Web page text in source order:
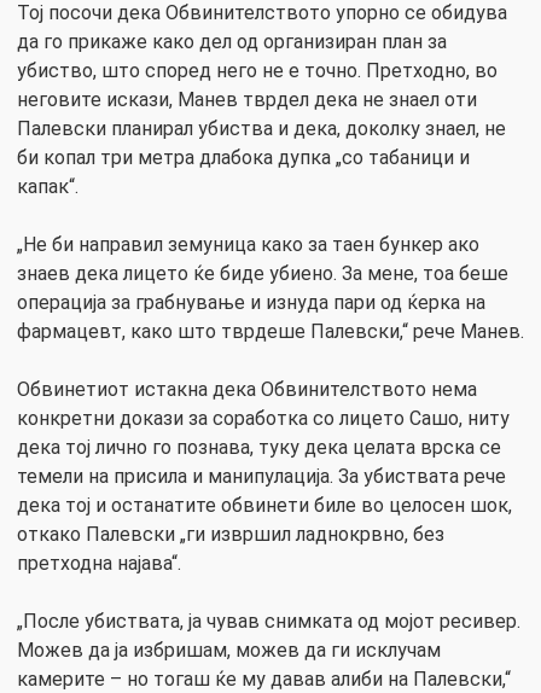
Тој посочи дека Обвинителството упорно се обидува
да го прикаже како дел од организиран план за
убиство, што според него не е точно. Претходно, во
неговите искази, Манев тврдел дека не знаел оти
Палевски планирал убиства и дека, доколку знаел, не
би копал три метра длабока дупка „со табаници и
капак“.
„Не би направил земуница како за таен бункер ако
знаев дека лицето ќе биде убиено. За мене, тоа беше
операција за грабнување и изнуда пари од ќерка на
фармацевт, како што тврдеше Палевски,“ рече Манев.
Обвинетиот истакна дека Обвинителството нема
конкретни докази за соработка со лицето Сашо, ниту
дека тој лично го познава, туку дека целата врска се
темели на присила и манипулација. За убиствата рече
дека тој и останатите обвинети биле во целосен шок,
откако Палевски „ги извршил ладнокрвно, без
претходна најава“.
„После убиствата, ја чував снимката од мојот ресивер.
Можев да ја избришам, можев да ги исклучам
камерите – но тогаш ќе му давав алиби на Палевски,“